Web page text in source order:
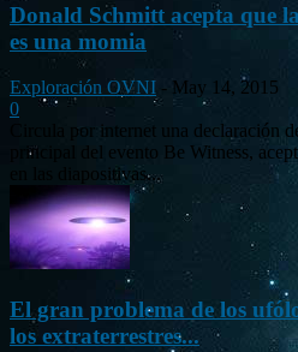
Donald Schmitt acepta que
es una momia
Exploración OVNI - May 14, 2015
0
Circula por internet una declaración
principal del evento Be Witness,
en las diapositivas...
El gran problema de los
los extraterrestres...